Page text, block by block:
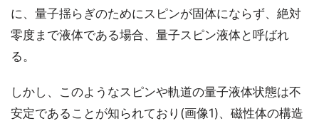
に、量子揺らぎのためにスピンが固体にならず、絶対
零度まで液体である場合、量子スピン液体と呼ばれ
る。
しかし、このようなスピンや軌道の量子液体状態は不
安定であることが知られており(画像1)、磁性体の構造